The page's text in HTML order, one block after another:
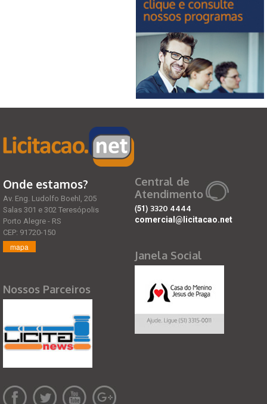
Onde estamos?
Av. Eng. Ludolfo Boehl, 205
Salas 301 e 302 Teresópolis
Porto Alegre - RS
CEP: 91720-150
mapa
Nossos Parceiros
Central de
Atendimento
(51) 3320 4444
comercial@licitacao.net
Janela Social